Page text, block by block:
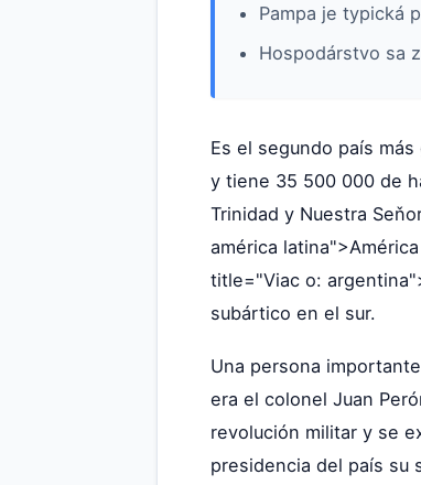
Pampa je typická
Hospodárstvo sa
Es el segundo país
y tiene 35 500 000 de
Trinidad y Nuestra
américa
title="Viac o:
subártico en el sur.
Una persona
era el colonel Juan
revolución militar y se
presidencia del país su